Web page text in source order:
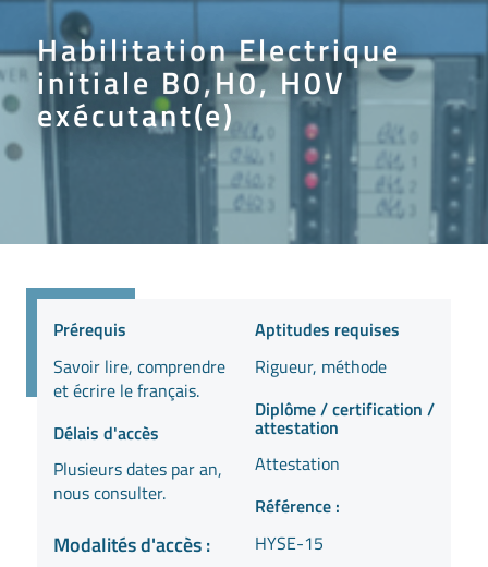
Habilitation Electrique
initiale B0,H0, H0V
exécutant(e)
Prérequis
Savoir lire, comprendre
et écrire le français.
Délais d'accès
Plusieurs dates par an,
nous consulter.
Modalités d'accès :
Aptitudes requises
Rigueur, méthode
Diplôme / certification /
attestation
Attestation
Référence :
HYSE-15